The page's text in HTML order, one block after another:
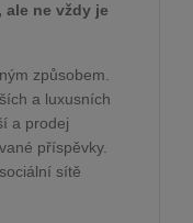
ale ne vždy je
způsobem.
a luxusních
a prodej
příspěvky.
sítě